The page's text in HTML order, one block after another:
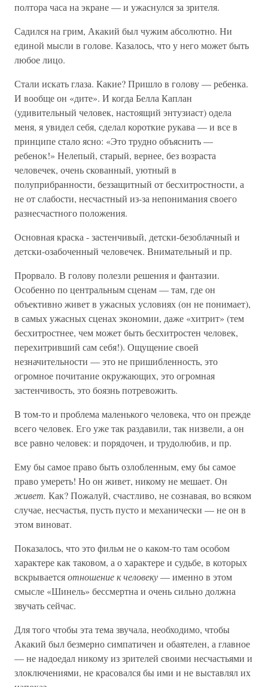
полтора часа на экране — и ужаснулся за зрителя.
Садился на грим, Акакий был чужим абсолютно. Ни
единой мысли в голове. Казалось, что у него может быть
любое лицо.
Стали искать глаза. Какие? Пришло в голову — ребенка.
И вообще он «дите». И когда Белла Каплан
(удивительный человек, настоящий энтузиаст) одела
меня, я увидел себя, сделал короткие рукава — и все в
принципе стало ясно: «Это трудно объяснить —
ребенок!» Нелепый, старый, вернее, без возраста
человечек, очень скованный, уютный в
полуприбранности, беззащитный от бесхитростности, а
не от слабости, несчастный из-за непонимания своего
разнесчастного положения.
Основная краска - застенчивый, детски-безоблачный и
детски-озабоченный человечек. Внимательный и пр.
Прорвало. В голову полезли решения и фантазии.
Особенно по центральным сценам — там, где он
объективно живет в ужасных условиях (он не понимает),
в самых ужасных сценах экономии, даже «хитрит» (тем
бесхитростнее, чем может быть бесхитростен человек,
перехитривший сам себя!). Ощущение своей
незначительности — это не пришибленность, это
огромное почитание окружающих, это огромная
застенчивость, это боязнь потревожить.
В том-то и проблема маленького человека, что он прежде
всего человек. Его уже так раздавили, так низвели, а он
все равно человек: и порядочен, и трудолюбив, и пр.
Ему бы самое право быть озлобленным, ему бы самое
право умереть! Но он живет, никому не мешает. Он
живет. Как? Пожалуй, счастливо, не сознавая, во всяком
случае, несчастья, пусть пусто и механически — не он в
этом виноват.
Показалось, что это фильм не о каком-то там особом
характере как таковом, а о характере и судьбе, в которых
вскрываетсяотношение к человеку— именно в этом
смысле «Шинель» бессмертна и очень сильно должна
звучать сейчас.
Для того чтобы эта тема звучала, необходимо, чтобы
Акакий был безмерно симпатичен и обаятелен, а главное
— не надоедал никому из зрителей своими несчастьями и
злоключениями, не красовался бы ими и не выставлял их